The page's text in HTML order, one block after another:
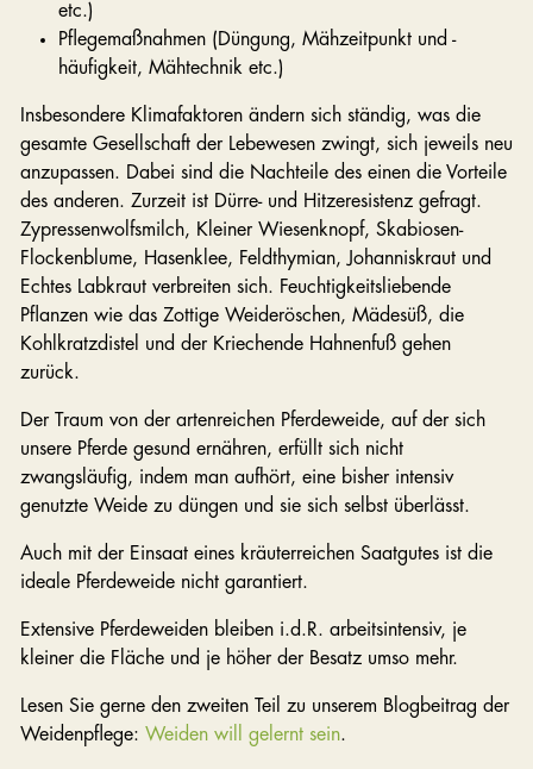
etc.)
Pflegemaßnahmen (Düngung, Mähzeitpunkt und -
häufigkeit, Mähtechnik etc.)
Insbesondere Klimafaktoren ändern sich ständig, was die
gesamte Gesellschaft der Lebewesen zwingt, sich jeweils neu
anzupassen. Dabei sind die Nachteile des einen die Vorteile
des anderen. Zurzeit ist Dürre- und Hitzeresistenz gefragt.
Zypressenwolfsmilch, Kleiner Wiesenknopf, Skabiosen-
Flockenblume, Hasenklee, Feldthymian, Johanniskraut und
Echtes Labkraut verbreiten sich. Feuchtigkeitsliebende
Pflanzen wie das Zottige Weideröschen, Mädesüß, die
Kohlkratzdistel und der Kriechende Hahnenfuß gehen
zurück.
Der Traum von der artenreichen Pferdeweide, auf der sich
unsere Pferde gesund ernähren, erfüllt sich nicht
zwangsläufig, indem man aufhört, eine bisher intensiv
genutzte Weide zu düngen und sie sich selbst überlässt.
Auch mit der Einsaat eines kräuterreichen Saatgutes ist die
ideale Pferdeweide nicht garantiert.
Extensive Pferdeweiden bleiben i.d.R. arbeitsintensiv, je
kleiner die Fläche und je höher der Besatz umso mehr.
Lesen Sie gerne den zweiten Teil zu unserem Blogbeitrag der
Weidenpflege: Weiden will gelernt sein.